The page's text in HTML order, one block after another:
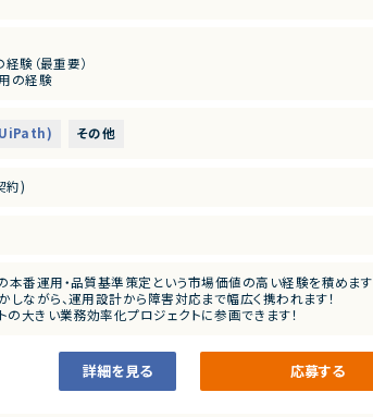
業務で安定運用させるための運用設計 / SRE業務
の整備
レーションフローの整備
もと、開発チームの一員として業務推進
ており、本格導入に至っていないため
質レベルまで運用改善を進めるため
験（最重要）
用の経験
その他
約)
番運用・品質基準策定という市場価値の高い経験を積めます
ながら、運用設計から障害対応まで幅広く携われます！
大きい業務効率化プロジェクトに参画できます！
詳細を見る 応募する